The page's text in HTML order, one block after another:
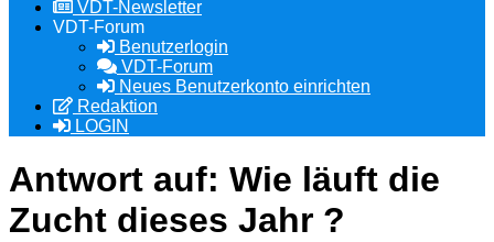
VDT-Newsletter
VDT-Forum
Benutzerlogin
VDT-Forum
Neues Benutzerkonto einrichten
Redaktion
LOGIN
Antwort auf: Wie läuft die
Zucht dieses Jahr ?